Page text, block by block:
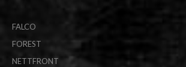
FALCO
FOREST
NETTFRONT